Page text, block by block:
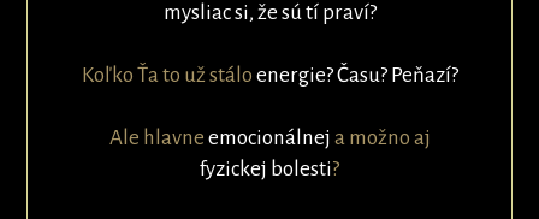
mysliac si, že sú tí praví?
Koľko Ťa to už stálo energie? Času? Peňazí?
Ale hlavne emocionálnej a možno aj
fyzickej bolesti?